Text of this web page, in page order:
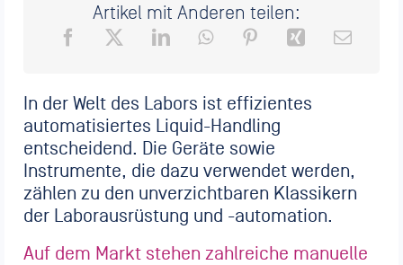
Artikel mit Anderen teilen:
In der Welt des Labors ist effizientes
automatisiertes Liquid-Handling
entscheidend. Die Geräte sowie
Instrumente, die dazu verwendet werden,
zählen zu den unverzichtbaren Klassikern
der Laborausrüstung und -automation.
Auf dem Markt stehen zahlreiche manuelle